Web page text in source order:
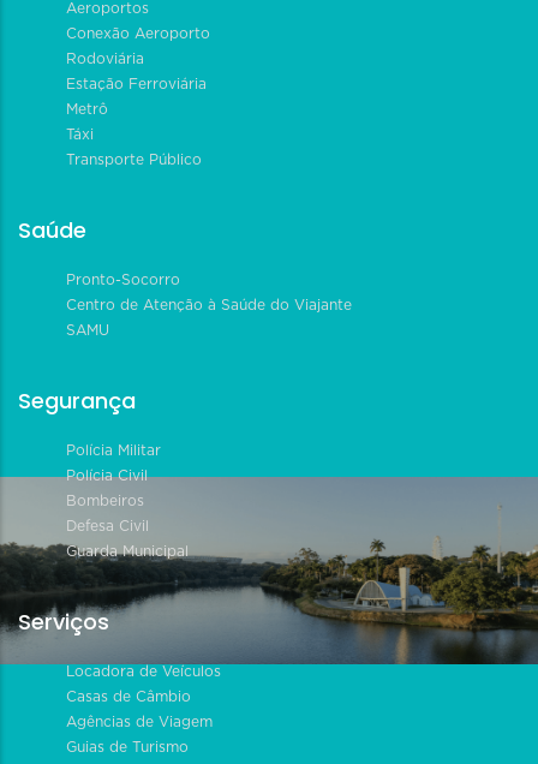
Aeroportos
Conexão Aeroporto
Rodoviária
Estação Ferroviária
Metrô
Táxi
Transporte Público
Saúde
Pronto-Socorro
Centro de Atenção à Saúde do Viajante
SAMU
Segurança
Polícia Militar
Polícia Civil
Bombeiros
Defesa Civil
Guarda Municipal
Serviços
Locadora de Veículos
Casas de Câmbio
Agências de Viagem
Guias de Turismo